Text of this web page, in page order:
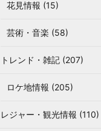
花見情報 (15)
芸術・音楽 (58)
トレンド・雑記 (207)
ロケ地情報 (205)
レジャー・観光情報 (110)